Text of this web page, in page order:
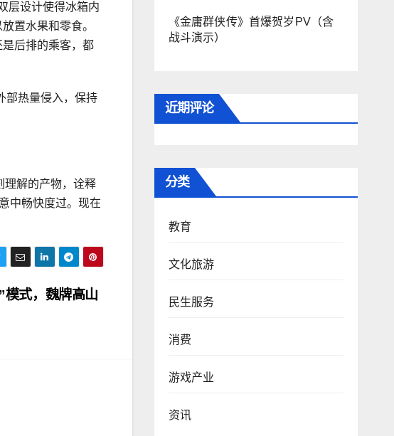
层设计使得冰箱内
置水果和零食。
后排的乘客，都
部热量侵入，保持
理解的产物，诠释
中畅快度过。现在
模式，魏牌高山
《金庸群侠传》首爆贺岁PV（含
战斗演示）
近期评论
分类
教育
文化旅游
民生服务
消费
游戏产业
资讯